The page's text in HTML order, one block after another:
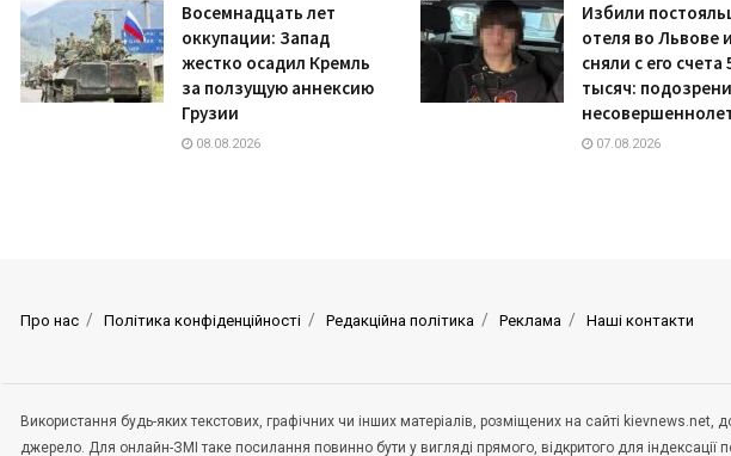
Восемнадцать лет
оккупации: Запад
жестко осадил Кремль
за ползущую аннексию
Грузии
08.08.2026
Избили
отеля во Львове и
сняли с его счета
тысяч:
07.08.2026
Про нас Політика конфіденційності Редакційна політика Реклама Наші контакти
Використання будь-яких текстових, графічних чи інших матеріалів, розміщених на сайті
джерело. Для онлайн-ЗМІ таке посилання повинно бути у вигляді прямого, відкритого для